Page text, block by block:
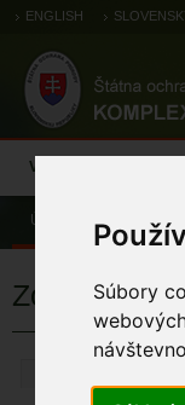
Súbory
ENGLISH
Výsledky monitoringu
Úvod Pozorovania
Zoologické